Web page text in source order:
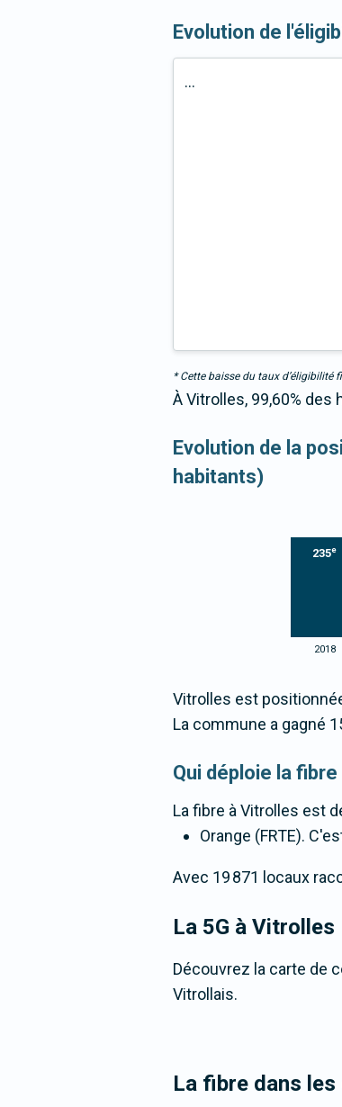
Evolution de
...
* Cette baisse du taux d’éligibilité
À Vitrolles, 99,60%
Evolution de la
habitants)
235e
2018
Vitrolles est
La commune a gagné
Qui déploie la
La fibre à Vitrolles est
Orange (FRTE).
Avec 19 871 locaux
La 5G à Vitrolles
Découvrez la carte de
Vitrollais.
La fibre dans